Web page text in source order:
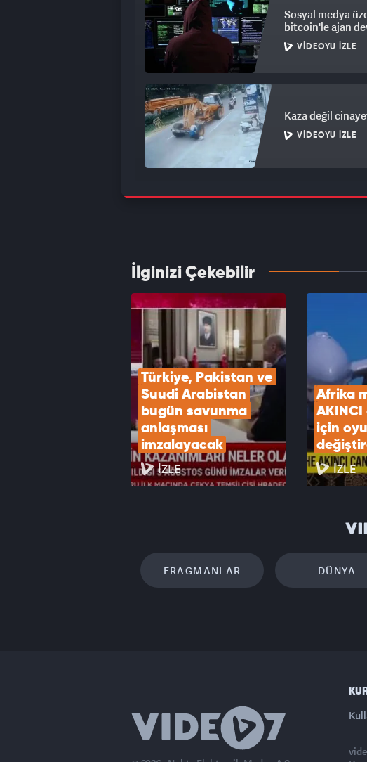
Sosyal medya
bitcoin'le ajan
VIDEOYU İZLE
Kaza değil
VIDEOYU İZLE
WSJ: Rusya
İlginizi Çekebilir
Türkiye, Pakistan ve
Suudi Arabistan
bugün savunma
anlaşması
imzalayacak
İZLE
Afrika
için
İZLE
FRAGMANLAR DÜNYA